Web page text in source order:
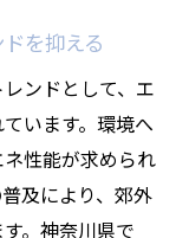
を抑える
ンドとして、エ
います。環境へ
性能が求められ
及により、郊外
。神奈川県で